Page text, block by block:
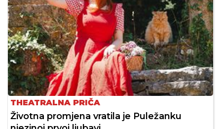
THEATRALNA PRIČA
Životna promjena vratila je Puležanku